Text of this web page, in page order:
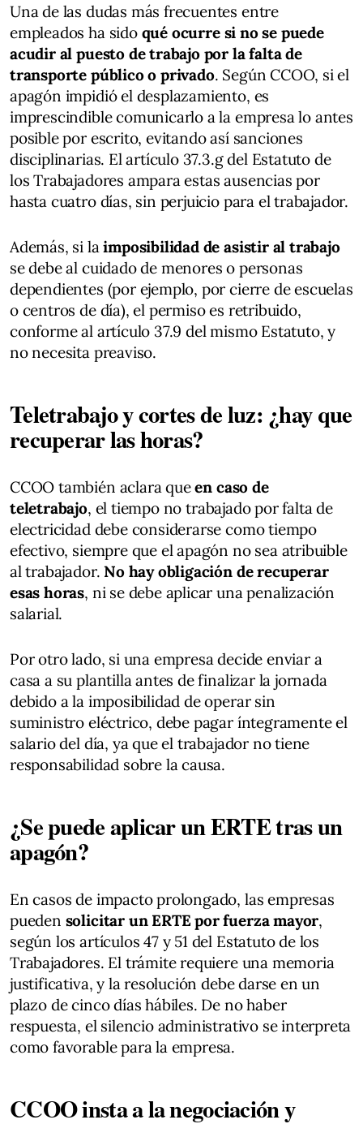
Una de las dudas más frecuentes entre
empleados ha sido qué ocurre si no se puede
acudir al puesto de trabajo por la falta de
transporte público o privado. Según CCOO, si el
apagón impidió el desplazamiento, es
imprescindible comunicarlo a la empresa lo antes
posible por escrito, evitando así sanciones
disciplinarias. El artículo 37.3.g del Estatuto de
los Trabajadores ampara estas ausencias por
hasta cuatro días, sin perjuicio para el trabajador.
Además, si la imposibilidad de asistir al trabajo
se debe al cuidado de menores o personas
dependientes (por ejemplo, por cierre de escuelas
o centros de día), el permiso es retribuido,
conforme al artículo 37.9 del mismo Estatuto, y
no necesita preaviso.
Teletrabajo y cortes de luz: ¿hay que
recuperar las horas?
CCOO también aclara queen caso de
teletrabajo, el tiempo no trabajado por falta de
electricidad debe considerarse como tiempo
efectivo, siempre que el apagón no sea atribuible
al trabajador.No hay obligación de recuperar
esas horas, ni se debe aplicar una penalización
salarial.
Por otro lado, si una empresa decide enviar a
casa a su plantilla antes de finalizar la jornada
debido a la imposibilidad de operar sin
suministro eléctrico, debe pagar íntegramente el
salario del día, ya que el trabajador no tiene
responsabilidad sobre la causa.
¿Se puede aplicar un ERTE tras un
apagón?
En casos de impacto prolongado, las empresas
pueden solicitar un ERTE por fuerza mayor,
según los artículos 47 y 51 del Estatuto de los
Trabajadores. El trámite requiere una memoria
justificativa, y la resolución debe darse en un
plazo de cinco días hábiles. De no haber
respuesta, el silencio administrativo se interpreta
como favorable para la empresa.
CCOO insta a la negociación y